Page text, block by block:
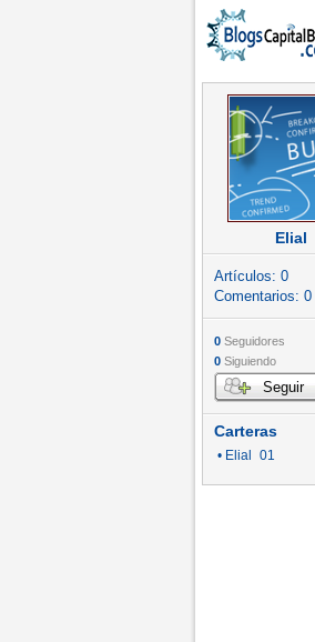
Elial
Artículos: 0
Comentarios: 0
0 Seguidores
0 Siguiendo
Seguir
Carteras
• Elial_01